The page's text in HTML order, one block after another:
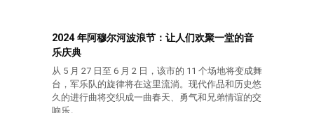
2024 年阿穆尔河波浪节：让人们欢聚一堂的音
乐庆典
从 5 月 27 日至 6 月 2 日，该市的 11 个场地将变成舞
台，军乐队的旋律将在这里流淌。现代作品和历史悠
久的进行曲将交织成一曲春天、勇气和兄弟情谊的交
响乐。